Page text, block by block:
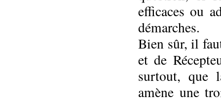
efficaces ou
démarches.
Bien sûr, il
et de
surtout, que
amène une